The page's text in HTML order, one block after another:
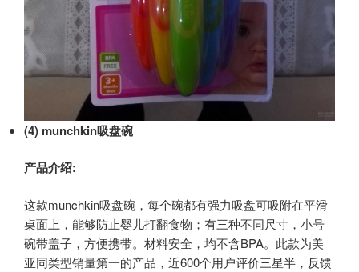
(4) munchkin吸盘碗
产品介绍:
这款munchkin吸盘碗，每个碗都有强力吸盘可吸附在平滑
桌面上，能够防止婴儿打翻食物；有三种不同尺寸，小号
碗带盖子，方便携带。材料安全，均不含BPA。此款为美
亚同类型销量第一的产品，近600个用户评价三星半，反馈